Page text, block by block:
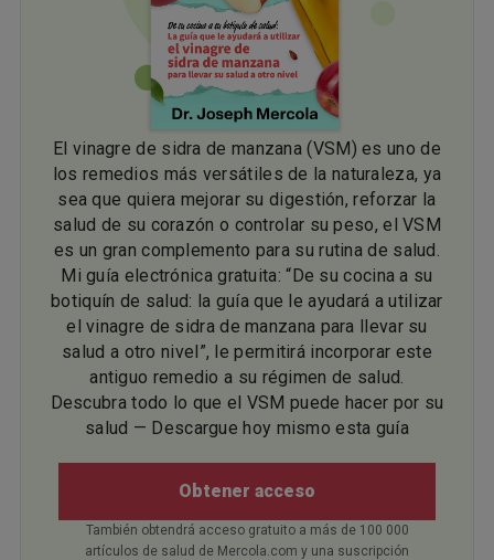
El vinagre de sidra de manzana (VSM) es uno de
los remedios más versátiles de la naturaleza, ya
sea que quiera mejorar su digestión, reforzar la
salud de su corazón o controlar su peso, el VSM
es un gran complemento para su rutina de salud.
Mi guía electrónica gratuita: “De su cocina a su
botiquín de salud: la guía que le ayudará a utilizar
el vinagre de sidra de manzana para llevar su
salud a otro nivel”, le permitirá incorporar este
antiguo remedio a su régimen de salud.
Descubra todo lo que el VSM puede hacer por su
salud — Descargue hoy mismo esta guía
Obtener acceso
También obtendrá acceso gratuito a más de 100 000
artículos de salud de Mercola.com y una suscripción